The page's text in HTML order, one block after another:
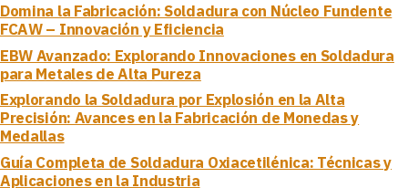
Domina la Fabricación: Soldadura con Núcleo Fundente
FCAW – Innovación y Eficiencia
EBW Avanzado: Explorando Innovaciones en Soldadura
para Metales de Alta Pureza
Explorando la Soldadura por Explosión en la Alta
Precisión: Avances en la Fabricación de Monedas y
Medallas
Guía Completa de Soldadura Oxiacetilénica: Técnicas y
Aplicaciones en la Industria